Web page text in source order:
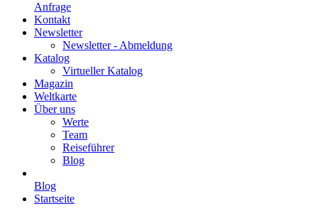
Anfrage
Kontakt
Newsletter
Newsletter - Abmeldung
Katalog
Virtueller Katalog
Magazin
Weltkarte
Über uns
Werte
Team
Reiseführer
Blog
Blog
Startseite